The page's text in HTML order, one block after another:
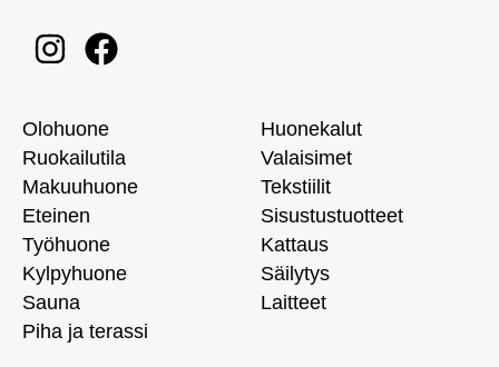
Olohuone
Ruokailutila
Makuuhuone
Eteinen
Työhuone
Kylpyhuone
Sauna
Piha ja terassi
Huonekalut
Valaisimet
Tekstiilit
Sisustustuotteet
Kattaus
Säilytys
Laitteet